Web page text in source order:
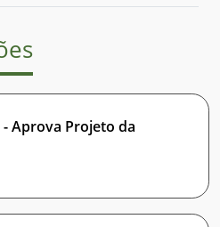
- Aprova Projeto da